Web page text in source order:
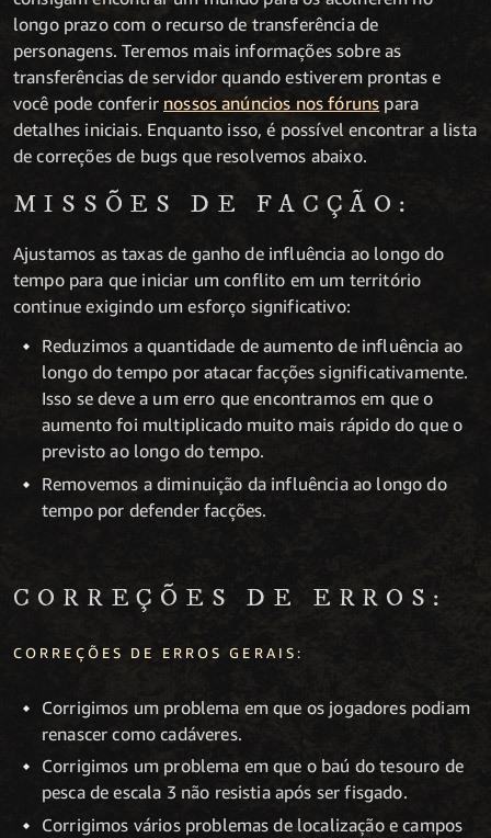
longo prazo com o recurso de transferência de
personagens. Teremos mais informações sobre as
transferências de servidor quando estiverem prontas e
você pode conferir nossos anúncios nos fóruns para
detalhes iniciais. Enquanto isso, é possível encontrar a lista
de correções de bugs que resolvemos abaixo.
MISSÕES DE FACÇÃO:
Ajustamos as taxas de ganho de influência ao longo do
tempo para que iniciar um conflito em um território
continue exigindo um esforço significativo:
Reduzimos a quantidade de aumento de influência ao
longo do tempo por atacar facções significativamente.
Isso se deve a um erro que encontramos em que o
aumento foi multiplicado muito mais rápido do que o
previsto ao longo do tempo.
Removemos a diminuição da influência ao longo do
tempo por defender facções.
CORREÇÕES DE ERROS:
CORREÇÕES DE ERROS GERAIS:
Corrigimos um problema em que os jogadores podiam
renascer como cadáveres.
Corrigimos um problema em que o baú do tesouro de
pesca de escala 3 não resistia após ser fisgado.
Corrigimos vários problemas de localização e campos